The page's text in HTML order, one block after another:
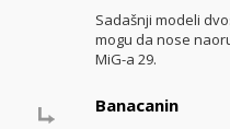
Sadašnji modeli
mogu da nose
MiG-a 29.
Banacanin